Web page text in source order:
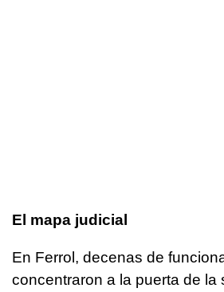
El mapa judicial
En Ferrol, decenas de
concentraron a la puerta de la